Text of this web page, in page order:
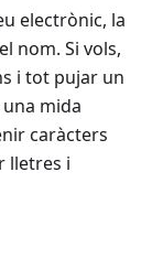
electrònic, la
nom. Si vols,
i tot pujar un
mida
caràcters
lletres i